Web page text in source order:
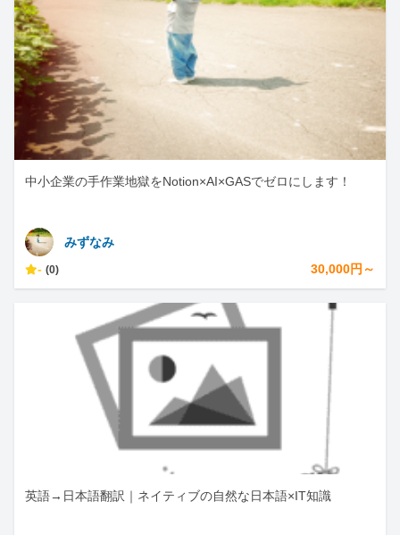
中小企業の手作業地獄をNotion×AI×GASでゼロにします！
みずなみ
- (0) 30,000円～
英語→日本語翻訳｜ネイティブの自然な日本語×IT知識